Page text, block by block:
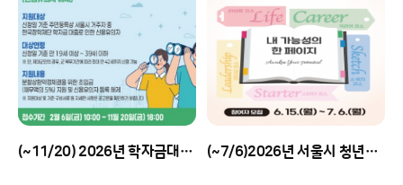
(~11/20) 2026년 학자금대출 신용회복 지원사업 참여자 모집 안내 (~7/6)2026년 서울시 청년인생설계학교 2기 참여자 모집